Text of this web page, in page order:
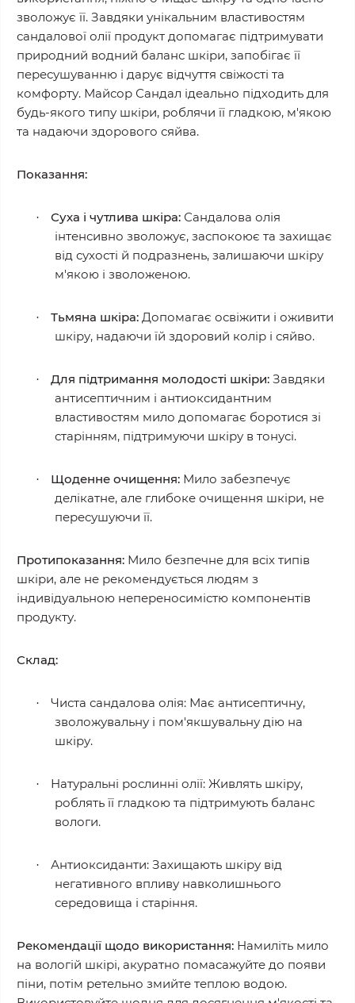
зволожує її. Завдяки унікальним властивостям
сандалової олії продукт допомагає підтримувати
природний водний баланс шкіри, запобігає її
пересушуванню і дарує відчуття свіжості та
комфорту. Майсор Сандал ідеально підходить для
будь-якого типу шкіри, роблячи її гладкою, м'якою
та надаючи здорового сяйва.
Показання:
· Суха і чутлива шкіра: Сандалова олія
інтенсивно зволожує, заспокоює та захищає
від сухості й подразнень, залишаючи шкіру
м'якою і зволоженою.
· Тьмяна шкіра: Допомагає освіжити і оживити
шкіру, надаючи їй здоровий колір і сяйво.
· Для підтримання молодості шкіри: Завдяки
антисептичним і антиоксидантним
властивостям мило допомагає боротися зі
старінням, підтримуючи шкіру в тонусі.
· Щоденне очищення: Мило забезпечує
делікатне, але глибоке очищення шкіри, не
пересушуючи її.
Протипоказання: Мило безпечне для всіх типів
шкіри, але не рекомендується людям з
індивідуальною непереносимістю компонентів
продукту.
Склад:
·
Чиста сандалова олія: Має антисептичну,
зволожувальну і пом'якшувальну дію на
шкіру.
·
Натуральні рослинні олії: Живлять шкіру,
роблять її гладкою та підтримують баланс
вологи.
·
Антиоксиданти: Захищають шкіру від
негативного впливу навколишнього
середовища і старіння.
Рекомендації щодо використання: Намиліть мило
на вологій шкірі, акуратно помасажуйте до появи
піни, потім ретельно змийте теплою водою.